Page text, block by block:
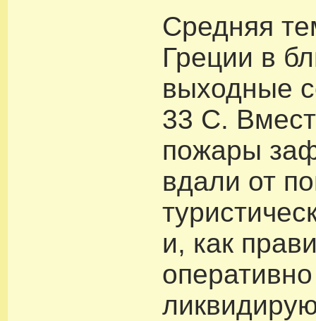
Средняя
Греции в
выходные
33 C.
пожары
вдали от
и, как
оперативно